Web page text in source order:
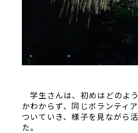
学生さんは、初めはどのよ
かわからず、同じボランティ
ついていき、様子を見ながら
た。